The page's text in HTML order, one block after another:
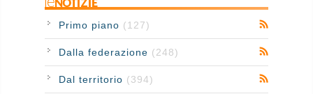
Primo piano (127)
Dalla federazione (248)
Dal territorio (394)